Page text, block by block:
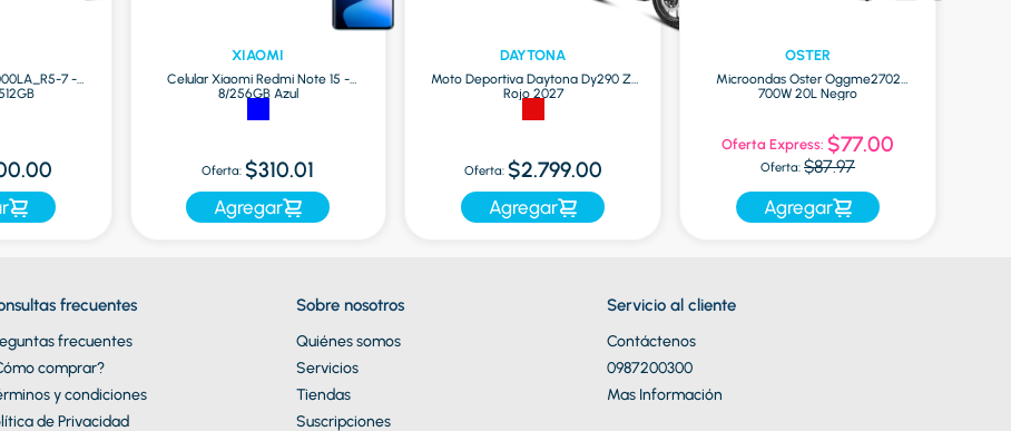
7 -
XIAOMI
Celular Xiaomi Redmi Note 15 -
8/256GB Azul
Oferta: $310.01
Agregar
DAYTONA
Moto Deportiva Daytona Dy290 Zr
Rojo 2027
Oferta: $2.799.00
Agregar
OSTER
Microondas Oster Oggme2702
700W 20L Negro
Oferta Express: $77.00
Oferta: $87.97
Agregar
frecuentes
frecuentes
comprar?
y condiciones
de Privacidad
Sobre nosotros
Quiénes somos
Servicios
Tiendas
Suscripciones
Servicio al cliente
Contáctenos
0987200300
Mas Información